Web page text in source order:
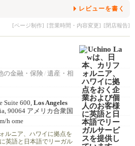
レビューを書く
[ページ制作] [営業時間・内容変更] [閉店報告]
の金融・保険/ 遺産・相
Suite 600, Los Angeles
90064 アメリカ合衆国
h ome
ルニア、ハワイに拠点を
英語と日本語でリーガル